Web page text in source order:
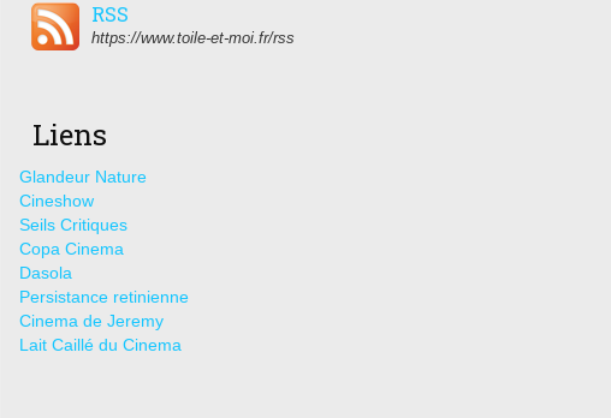
RSS
https://www.toile-et-moi.fr/rss
Liens
Glandeur Nature
Cineshow
Seils Critiques
Copa Cinema
Dasola
Persistance retinienne
Cinema de Jeremy
Lait Caillé du Cinema